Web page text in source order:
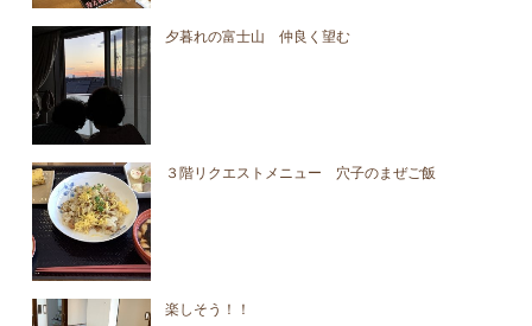
夕暮れの富士山 仲良く望む
３階リクエストメニュー 穴子のまぜご飯
楽しそう！！